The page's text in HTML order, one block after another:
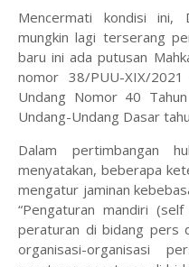
Mencermati kondisi ini,
mungkin lagi terserang
baru ini ada putusan
nomor 38/PUU-XIX/
Undang Nomor 40
Undang-Undang Dasar
Dalam pertimbangan
menyatakan, beberapa
mengatur jaminan
“Pengaturan mandiri
peraturan di bidang pers
organisasi-organisasi